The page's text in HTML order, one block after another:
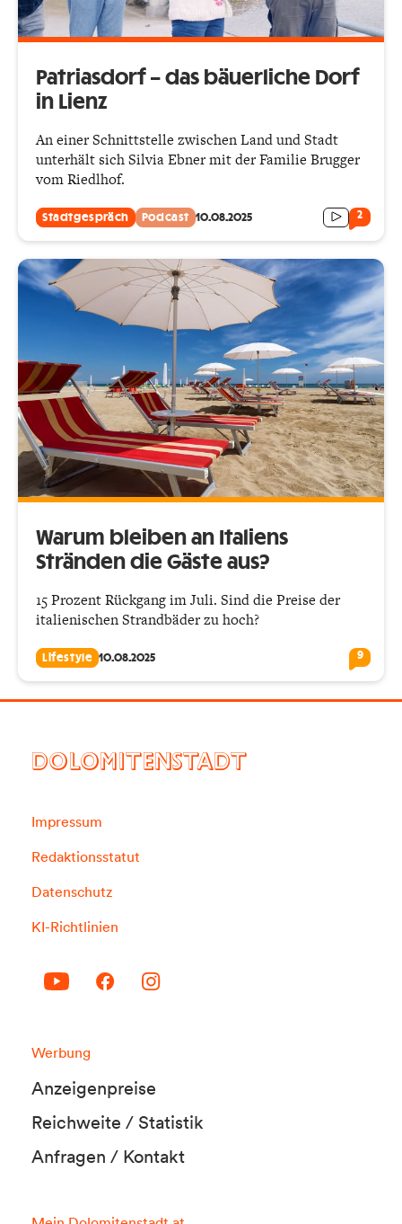
Patriasdorf – das bäuerliche Dorf
in Lienz
An einer Schnittstelle zwischen Land und Stadt
unterhält sich Silvia Ebner mit der Familie Brugger
vom Riedlhof.
Stadtgespräch Podcast 10.08.2025 2
Warum bleiben an Italiens
Stränden die Gäste aus?
15 Prozent Rückgang im Juli. Sind die Preise der
italienischen Strandbäder zu hoch?
Lifestyle 10.08.2025 9
DOLOMITENSTADT
Impressum
Redaktionsstatut
Datenschutz
KI-Richtlinien
Werbung
Anzeigenpreise
Reichweite / Statistik
Anfragen / Kontakt